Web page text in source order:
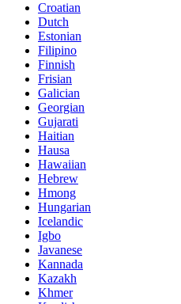
Croatian
Dutch
Estonian
Filipino
Finnish
Frisian
Galician
Georgian
Gujarati
Haitian
Hausa
Hawaiian
Hebrew
Hmong
Hungarian
Icelandic
Igbo
Javanese
Kannada
Kazakh
Khmer